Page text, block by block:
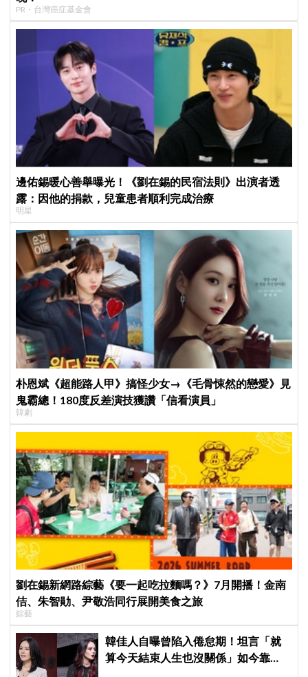
PR・台灣癌症基金會
邊佑錫暖心善舉曝光！《劉在錫的民宿法則》出演者透
露：因他的捐款，兒童患者順利完成治療
明星
朴恩斌《超能路人甲》搞怪少女→《毛骨悚然的戀愛》見
鬼霸總！180度反差演技獲讚「信看演員」
韓劇
劉在錫新網路綜藝《要一起吃拉麵嗎？》7月開播！金南
佶、朱智勛、尹敬浩同行展開美食之旅
綜藝
韓佳人自曝曾陷入倦怠期！坦言「就
算今天結束人生也沒關係」如今靠